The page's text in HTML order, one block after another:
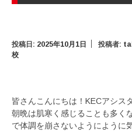
投稿日: 2025年10月1日 投稿者:
校
皆さんこんにちは！KECアシス
朝晩は肌寒く感じることも多く
で体調を崩さないようにように